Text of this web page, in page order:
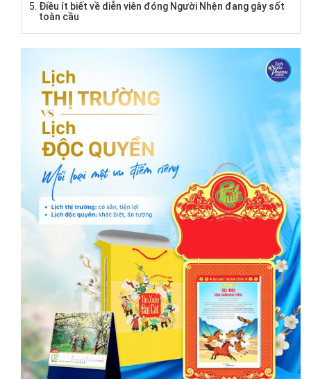
Điều ít biết về diễn viên đóng Người Nhện đang gây sốt
toàn cầu